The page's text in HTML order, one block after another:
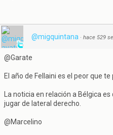
@migquintana · hace 529
@Garate
El año de Fellaini es el peor que
La noticia en relación a Bélgica
jugar de lateral derecho.
@Marcelino